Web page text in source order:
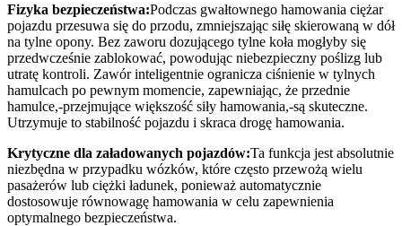
Fizyka bezpieczeństwa:Podczas gwałtownego hamowania ciężar
pojazdu przesuwa się do przodu, zmniejszając siłę skierowaną w dół
na tylne opony. Bez zaworu dozującego tylne koła mogłyby się
przedwcześnie zablokować, powodując niebezpieczny poślizg lub
utratę kontroli. Zawór inteligentnie ogranicza ciśnienie w tylnych
hamulcach po pewnym momencie, zapewniając, że przednie
hamulce,-przejmujące większość siły hamowania,-są skuteczne.
Utrzymuje to stabilność pojazdu i skraca drogę hamowania.
Krytyczne dla załadowanych pojazdów:Ta funkcja jest absolutnie
niezbędna w przypadku wózków, które często przewożą wielu
pasażerów lub ciężki ładunek, ponieważ automatycznie
dostosowuje równowagę hamowania w celu zapewnienia
optymalnego bezpieczeństwa.